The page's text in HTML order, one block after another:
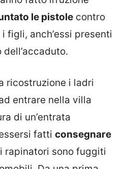
le pistole contro
i figli, anch’essi presenti
ricostruzione i ladri
entrare nella villa
di un’entrata
fatti consegnare
rapinatori sono fuggiti